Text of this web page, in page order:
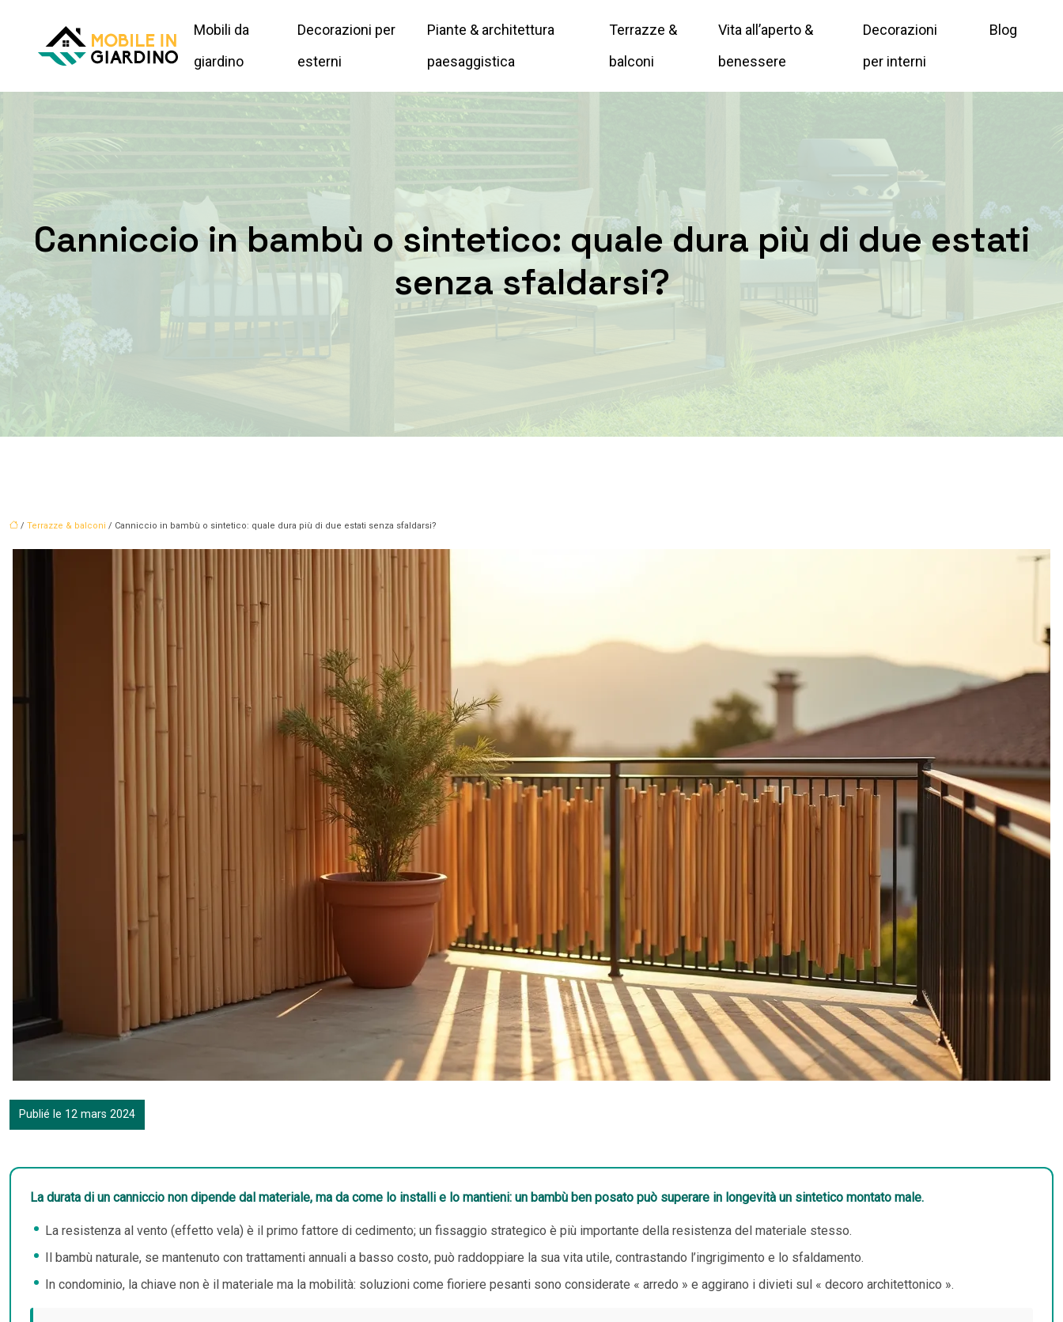
Mobili da
giardino
Decorazioni per
esterni
Piante & architettura
paesaggistica
Terrazze &
balconi
Vita all’aperto &
benessere
Decorazioni
per interni
Blog
Canniccio in bambù o sintetico: quale dura più di due estati
senza sfaldarsi?
/ Terrazze & balconi / Canniccio in bambù o sintetico: quale dura più di due estati senza sfaldarsi?
Publié le 12 mars 2024
La durata di un canniccio non dipende dal materiale, ma da come lo installi e lo mantieni: un bambù ben posato può superare in longevità un sintetico montato male.
La resistenza al vento (effetto vela) è il primo fattore di cedimento; un fissaggio strategico è più importante della resistenza del materiale stesso.
Il bambù naturale, se mantenuto con trattamenti annuali a basso costo, può raddoppiare la sua vita utile, contrastando l’ingrigimento e lo sfaldamento.
In condominio, la chiave non è il materiale ma la mobilità: soluzioni come fioriere pesanti sono considerate « arredo » e aggirano i divieti sul « decoro architettonico ».